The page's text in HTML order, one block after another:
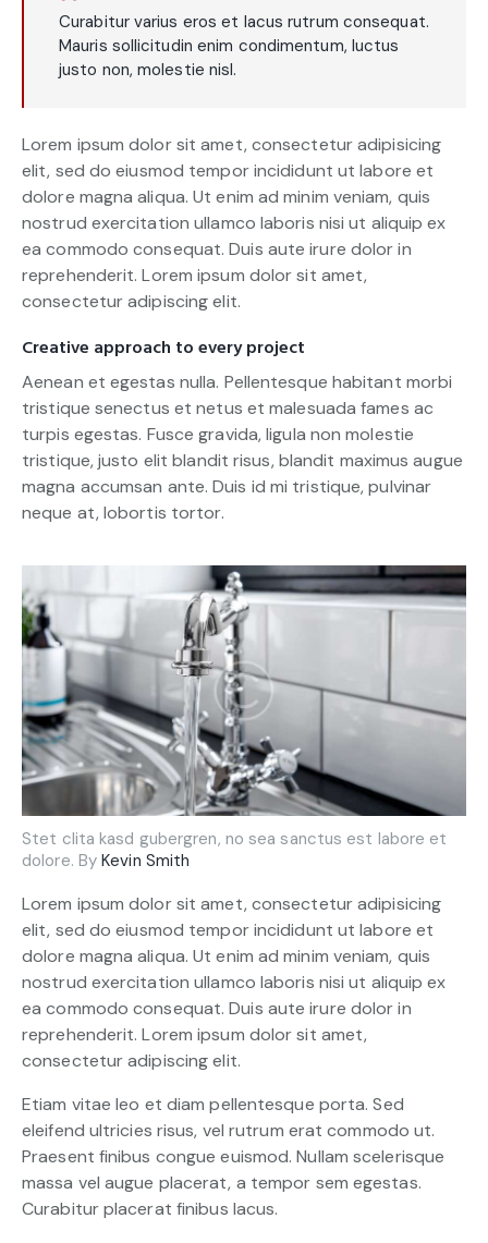
Curabitur varius eros et lacus rutrum consequat.
Mauris sollicitudin enim condimentum, luctus
justo non, molestie nisl.
Lorem ipsum dolor sit amet, consectetur adipisicing
elit, sed do eiusmod tempor incididunt ut labore et
dolore magna aliqua. Ut enim ad minim veniam, quis
nostrud exercitation ullamco laboris nisi ut aliquip ex
ea commodo consequat. Duis aute irure dolor in
reprehenderit. Lorem ipsum dolor sit amet,
consectetur adipiscing elit.
Creative approach to every project
Aenean et egestas nulla. Pellentesque habitant morbi
tristique senectus et netus et malesuada fames ac
turpis egestas. Fusce gravida, ligula non molestie
tristique, justo elit blandit risus, blandit maximus augue
magna accumsan ante. Duis id mi tristique, pulvinar
neque at, lobortis tortor.
Stet clita kasd gubergren, no sea sanctus est labore et
dolore. ByKevin Smith
Lorem ipsum dolor sit amet, consectetur adipisicing
elit, sed do eiusmod tempor incididunt ut labore et
dolore magna aliqua. Ut enim ad minim veniam, quis
nostrud exercitation ullamco laboris nisi ut aliquip ex
ea commodo consequat. Duis aute irure dolor in
reprehenderit. Lorem ipsum dolor sit amet,
consectetur adipiscing elit.
Etiam vitae leo et diam pellentesque porta. Sed
eleifend ultricies risus, vel rutrum erat commodo ut.
Praesent finibus congue euismod. Nullam scelerisque
massa vel augue placerat, a tempor sem egestas.
Curabitur placerat finibus lacus.